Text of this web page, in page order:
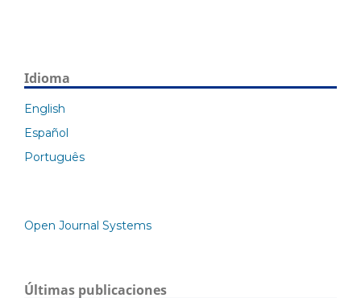
Idioma
English
Español
Português
Open Journal Systems
Últimas publicaciones